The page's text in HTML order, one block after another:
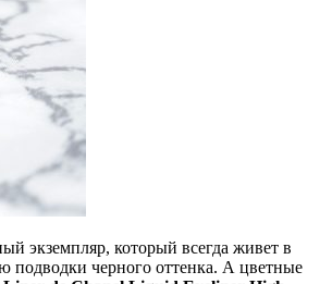
экземпляр, который всегда живет в
подводки черного оттенка. А цветные